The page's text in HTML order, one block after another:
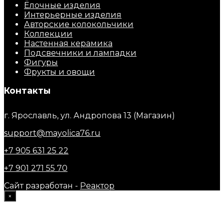
Ёлочные изделия
Интерьерные изделия
Авторские колокольчики
Коллекции
Настенная керамика
Подсвечники и лампадки
Фигуры
Фрукты и овощи
Контакты
г. Ярославль, ул. Андропова 13 (Магазин)
support@mayolica76.ru
+7 905 631 25 22
+7 901 271 55 70
Сайт разработан - Реактор
×